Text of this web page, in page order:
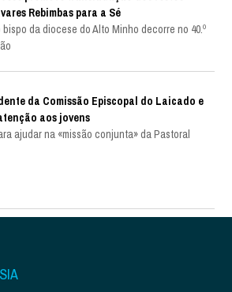
Rebimbas para a Sé
da diocese do Alto Minho decorre no 40.º
da Comissão Episcopal do Laicado e
aos jovens
ajudar na «missão conjunta» da Pastoral